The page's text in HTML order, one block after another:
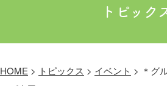
トピック
HOME > トピックス > イベント > ＊グ